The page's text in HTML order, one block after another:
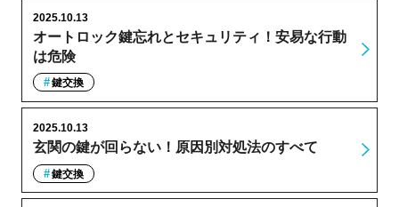
オートロック鍵忘れとセキュリティ！安易な行動
は危険
2025.10.13
鍵交換
玄関の鍵が回らない！原因別対処法のすべて
2025.10.13
鍵交換